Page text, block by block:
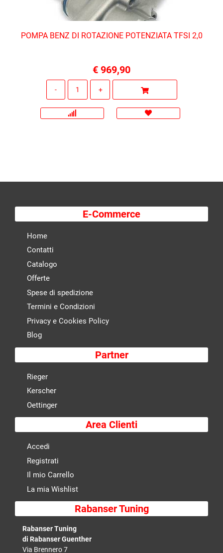
POMPA BENZ DI ROTAZIONE POTENZIATA TFSI 2,0
€ 969,90
E-Commerce
Home
Contatti
Catalogo
Offerte
Spese di spedizione
Termini e Condizioni
Privacy e Cookies Policy
Blog
Partner
Rieger
Kerscher
Oettinger
Area Clienti
Accedi
Registrati
Il mio Carrello
La mia Wishlist
Rabanser Tuning
Rabanser Tuning
di Rabanser Guenther
Via Brennero 7